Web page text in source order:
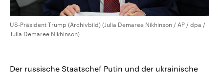
US-Präsident Trump (Archivbild) (Julia Demaree Nikhinson / AP / dpa /
Julia Demaree Nikhinson)
Der russische Staatschef Putin und der ukrainische